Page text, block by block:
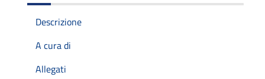
Descrizione
A cura di
Allegati